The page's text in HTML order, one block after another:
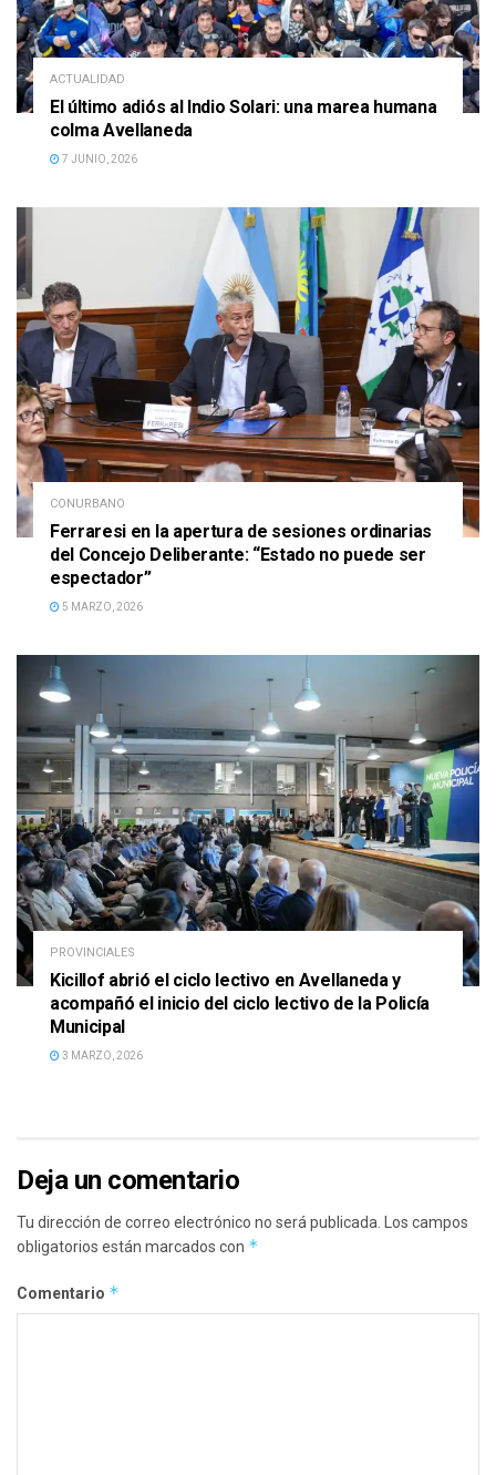
ACTUALIDAD
El último adiós al Indio Solari: una marea humana
colma Avellaneda
7 JUNIO, 2026
CONURBANO
Ferraresi en la apertura de sesiones ordinarias
del Concejo Deliberante: “Estado no puede ser
espectador”
5 MARZO, 2026
PROVINCIALES
Kicillof abrió el ciclo lectivo en Avellaneda y
acompañó el inicio del ciclo lectivo de la Policía
Municipal
3 MARZO, 2026
Deja un comentario
Tu dirección de correo electrónico no será publicada. Los campos
obligatorios están marcados con *
Comentario *